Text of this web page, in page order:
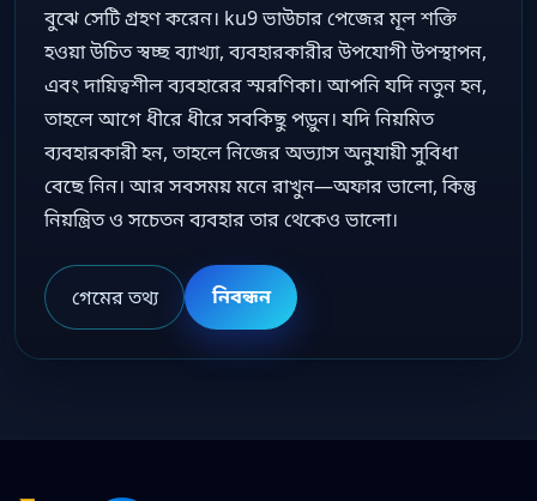
বুঝে সেটি গ্রহণ করেন। ku9 ভাউচার পেজের মূল শক্তি
হওয়া উচিত স্বচ্ছ ব্যাখ্যা, ব্যবহারকারীর উপযোগী উপস্থাপন,
এবং দায়িত্বশীল ব্যবহারের স্মরণিকা। আপনি যদি নতুন হন,
তাহলে আগে ধীরে ধীরে সবকিছু পড়ুন। যদি নিয়মিত
ব্যবহারকারী হন, তাহলে নিজের অভ্যাস অনুযায়ী সুবিধা
বেছে নিন। আর সবসময় মনে রাখুন—অফার ভালো, কিন্তু
নিয়ন্ত্রিত ও সচেতন ব্যবহার তার থেকেও ভালো।
গেমের তথ্য নিবন্ধন